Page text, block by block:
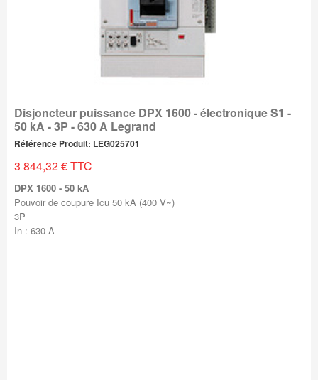
Disjoncteur puissance DPX 1600 - électronique S1 -
50 kA - 3P - 630 A Legrand
Référence Produit: LEG025701
3 844,32 € TTC
DPX 1600 - 50 kA
Pouvoir de coupure Icu 50 kA (400 V~)
3P
In : 630 A